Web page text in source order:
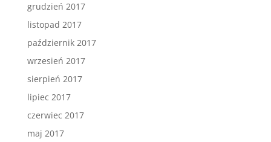
grudzień 2017
listopad 2017
październik 2017
wrzesień 2017
sierpień 2017
lipiec 2017
czerwiec 2017
maj 2017